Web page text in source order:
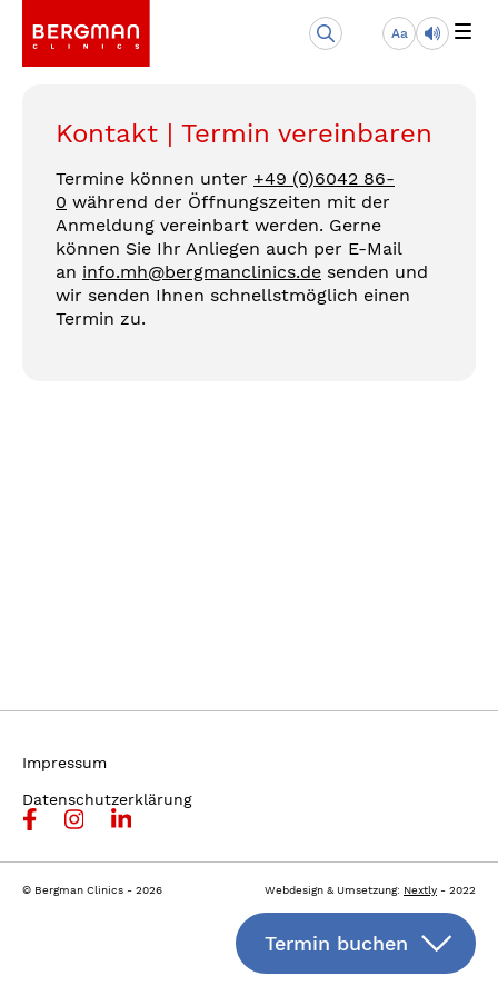
Aa
Kontakt | Termin vereinbaren
Termine können unter +49 (0)6042 86-
0 während der Öffnungszeiten mit der
Anmeldung vereinbart werden. Gerne
können Sie Ihr Anliegen auch per E-Mail
an info.mh@bergmanclinics.de senden und
wir senden Ihnen schnellstmöglich einen
Termin zu.
Impressum
Datenschutzerklärung
© Bergman Clinics - 2026 Webdesign & Umsetzung: Nextly - 2022
Termin buchen